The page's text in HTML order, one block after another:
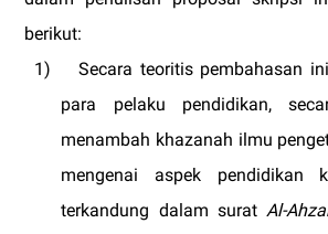
berikut:
1)
Secara teoritis pembahasan
para pelaku pendidikan,
menambah khazanah ilmu
mengenai aspek pendidikan
terkandung dalam suratAl-